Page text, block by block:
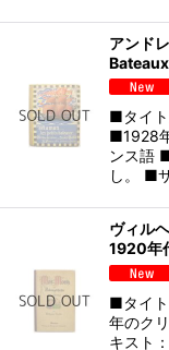
アンド
■タイ
■1928
ンス語
し。 ■
ヴィル
1920年
■タイ
年のク
キスト